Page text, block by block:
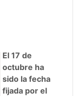
El 17 de
octubre ha
sido la fecha
fijada por el